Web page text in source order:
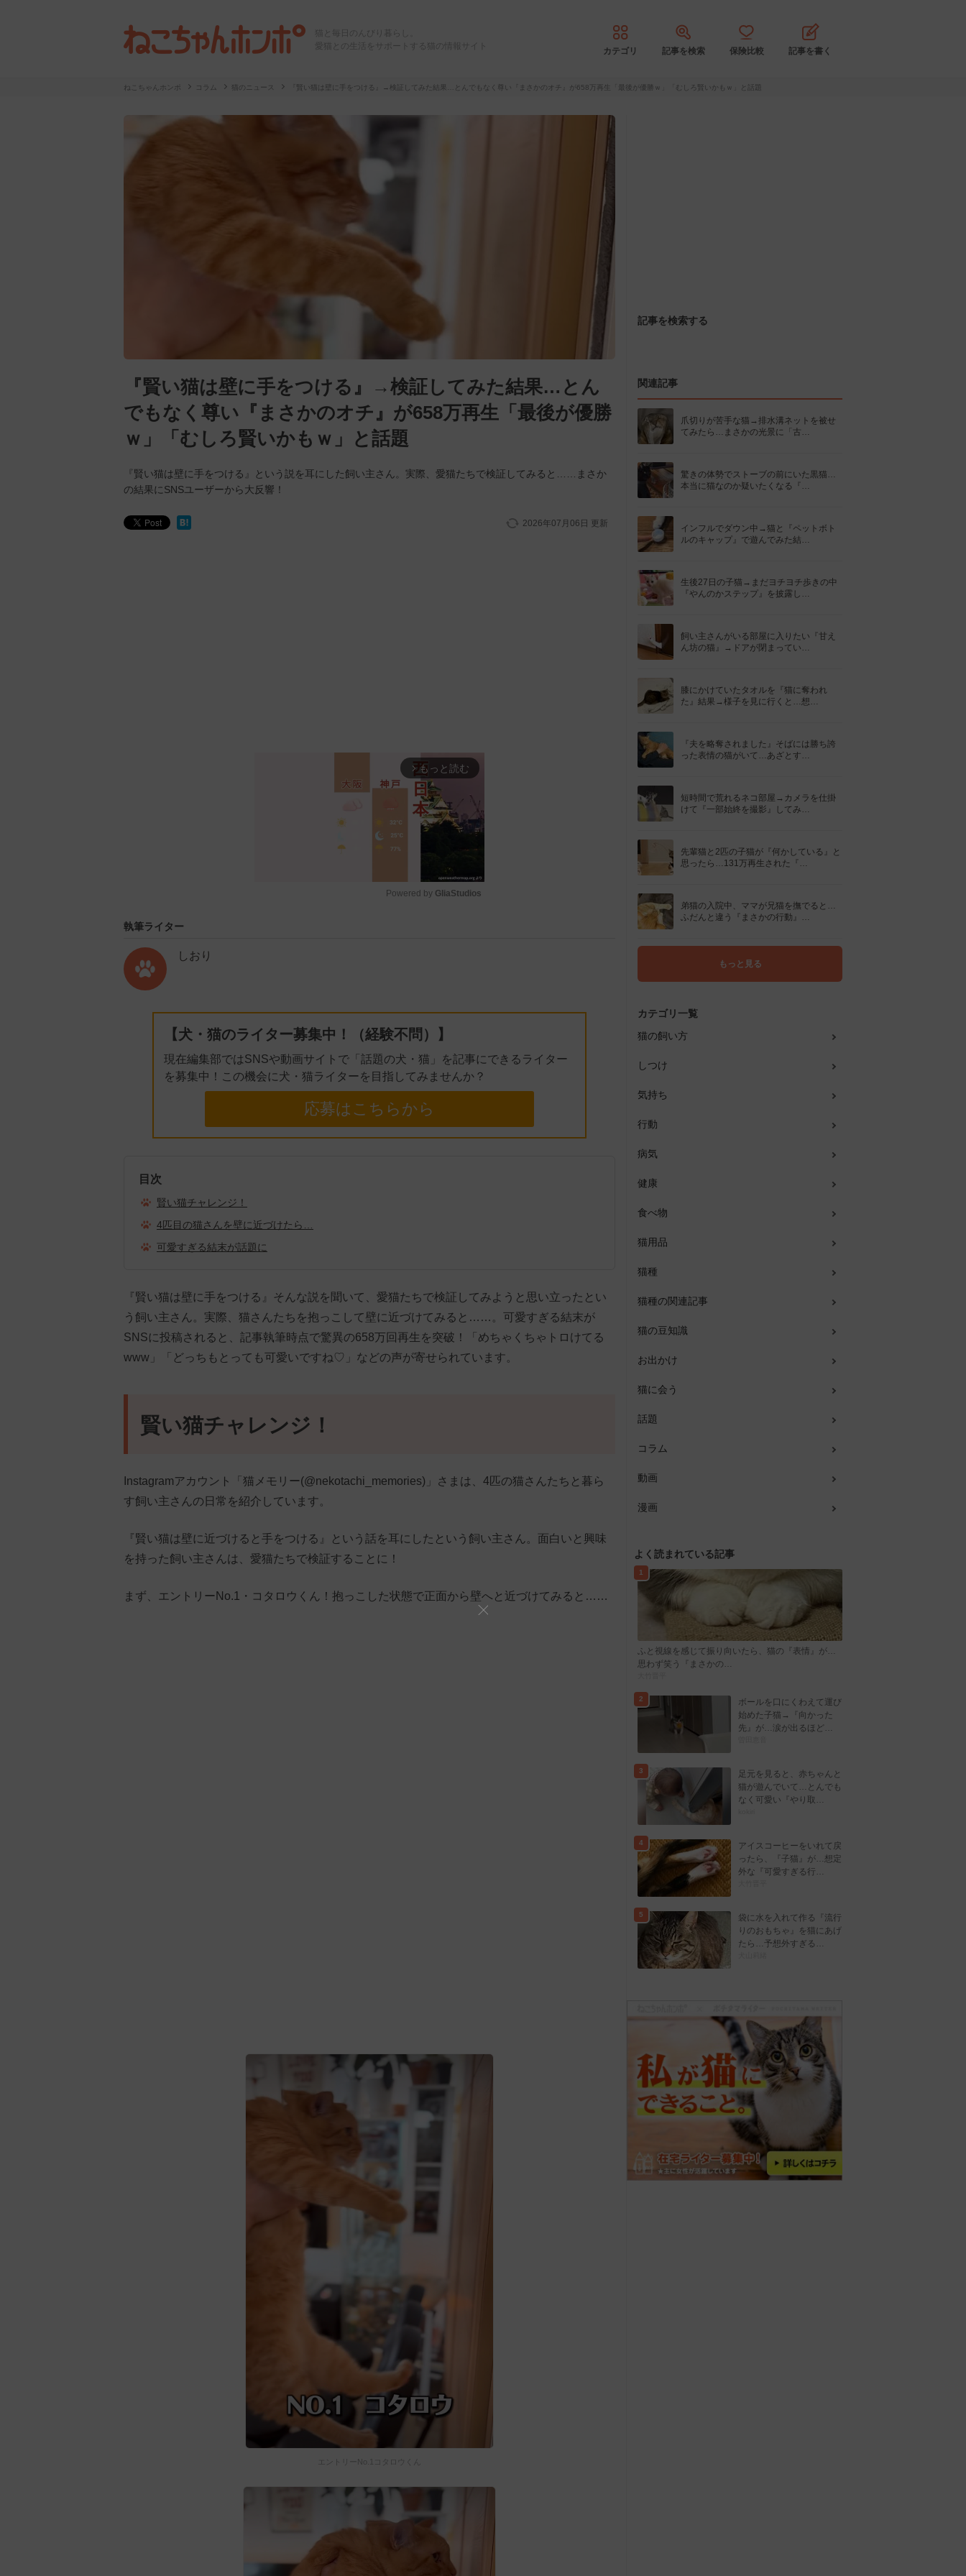
猫と毎日のんびり暮らし。
愛猫との生活をサポートする猫の情報サイト
カテゴリ 記事を検索 保険比較 記事を書く
ねこちゃんホンポ コラム 猫のニュース 『賢い猫は壁に手をつける』→検証してみた結果…とんでもなく尊い『まさかのオチ』が658万再生「最後が優勝ｗ」「むしろ賢いかもｗ」と話題
『賢い猫は壁に手をつける』→検証してみた結果…とん
でもなく尊い『まさかのオチ』が658万再生「最後が優勝
ｗ」「むしろ賢いかもｗ」と話題
『賢い猫は壁に手をつける』という説を耳にした飼い主さん。実際、愛猫たちで検証してみると……まさか
の結果にSNSユーザーから大反響！
2026年07月06日 更新
arrow_forward_ios もっと読む
Powered by GliaStudios
執筆ライター
しおり
【犬・猫のライター募集中！（経験不問）】
現在編集部ではSNSや動画サイトで「話題の犬・猫」を記事にできるライター
を募集中！この機会に犬・猫ライターを目指してみませんか？
応募はこちらから
目次
賢い猫チャレンジ！
4匹目の猫さんを壁に近づけたら…
可愛すぎる結末が話題に
『賢い猫は壁に手をつける』そんな説を聞いて、愛猫たちで検証してみようと思い立ったとい
う飼い主さん。実際、猫さんたちを抱っこして壁に近づけてみると……。可愛すぎる結末が
SNSに投稿されると、記事執筆時点で驚異の658万回再生を突破！「めちゃくちゃトロけてる
www」「どっちもとっても可愛いですね♡」などの声が寄せられています。
賢い猫チャレンジ！
Instagramアカウント「猫メモリー(@nekotachi_memories)」さまは、4匹の猫さんたちと暮ら
す飼い主さんの日常を紹介しています。
『賢い猫は壁に近づけると手をつける』という話を耳にしたという飼い主さん。面白いと興味
を持った飼い主さんは、愛猫たちで検証することに！
まず、エントリーNo.1・コタロウくん！抱っこした状態で正面から壁へと近づけてみると……
エントリーNo.1コタロウくん
記事を検索する
関連記事
爪切りが苦手な猫→排水溝ネットを被せ
てみたら…まさかの光景に「古…
驚きの体勢でストーブの前にいた黒猫…
本当に猫なのか疑いたくなる『…
インフルでダウン中→猫と『ペットボト
ルのキャップ』で遊んでみた結…
生後27日の子猫→まだヨチヨチ歩きの中
『やんのかステップ』を披露し…
飼い主さんがいる部屋に入りたい『甘え
ん坊の猫』→ドアが閉まってい…
膝にかけていたタオルを『猫に奪われ
た』結果→様子を見に行くと…想…
『夫を略奪されました』そばには勝ち誇
った表情の猫がいて…あざとす…
短時間で荒れるネコ部屋→カメラを仕掛
けて『一部始終を撮影』してみ…
先輩猫と2匹の子猫が『何かしている』と
思ったら…131万再生された『…
弟猫の入院中、ママが兄猫を撫でると…
ふだんと違う『まさかの行動』…
もっと見る
カテゴリ一覧
猫の飼い方
しつけ
気持ち
行動
病気
健康
食べ物
猫用品
猫種
猫種の関連記事
猫の豆知識
お出かけ
猫に会う
話題
コラム
動画
漫画
よく読まれている記事
1
ふと視線を感じて振り向いたら、猫の『表情』が…
思わず笑う『まさかの…
2
ボールを口にくわえて運び
始めた子猫→『向かった
先』が…涙が出るほど…
3
足元を見ると、赤ちゃんと
猫が遊んでいて…とんでも
なく可愛い『やり取…
4
アイスコーヒーをいれて戻
ったら、『子猫』が…想定
外な『可愛すぎる行…
5
袋に水を入れて作る『流行
りのおもちゃ』を猫にあげ
たら…予想外すぎる…